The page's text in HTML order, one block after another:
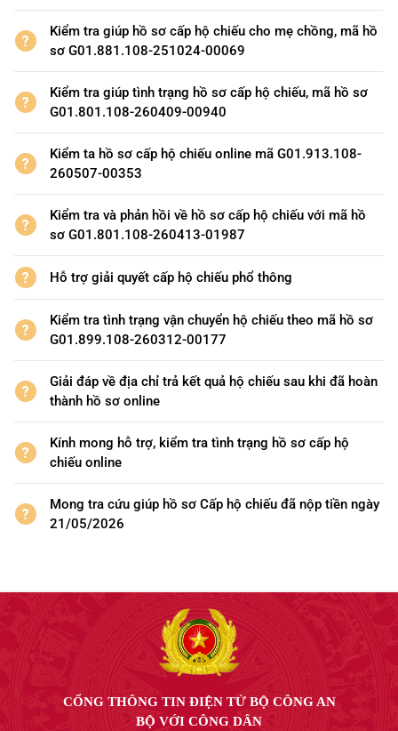
Kiểm tra giúp hồ sơ cấp hộ chiếu cho mẹ chồng, mã hồ
sơ G01.881.108-251024-00069
Kiểm tra giúp tình trạng hồ sơ cấp hộ chiếu, mã hồ sơ
G01.801.108-260409-00940
Kiểm ta hồ sơ cấp hộ chiếu online mã G01.913.108-
260507-00353
Kiểm tra và phản hồi về hồ sơ cấp hộ chiếu với mã hồ
sơ G01.801.108-260413-01987
Hỗ trợ giải quyết cấp hộ chiếu phổ thông
Kiểm tra tình trạng vận chuyển hộ chiếu theo mã hồ sơ
G01.899.108-260312-00177
Giải đáp về địa chỉ trả kết quả hộ chiếu sau khi đã hoàn
thành hồ sơ online
Kính mong hỗ trợ, kiểm tra tình trạng hồ sơ cấp hộ
chiếu online
Mong tra cứu giúp hồ sơ Cấp hộ chiếu đã nộp tiền ngày
21/05/2026
CỔNG THÔNG TIN ĐIỆN TỬ BỘ CÔNG AN
BỘ VỚI CÔNG DÂN